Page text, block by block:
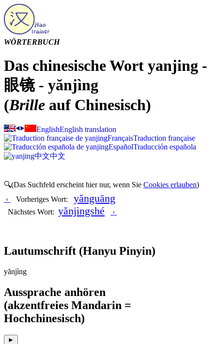
WÖRTERBUCH
Das chinesische Wort yanjing -
眼镜 - yănjìng
(Brille auf Chinesisch)
EnglishEnglish translation
FrançaisTraduction française
EspañolTraducción española
中文中文
🔍(Das Suchfeld erscheint hier nur, wenn Sie Cookies erlauben)
‹
Vorheriges Wort: yănguāng
Nächstes Wort: yănjìngshé ›
Lautumschrift (Hanyu Pinyin)
yănjìng
Aussprache anhören
(akzentfreies Mandarin =
Hochchinesisch)
►